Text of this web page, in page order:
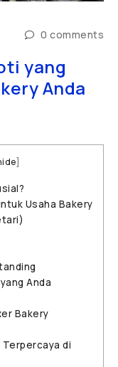
0 comments
yang
Anda
]
Usaha Bakery
Anda
Bakery
Terpercaya di